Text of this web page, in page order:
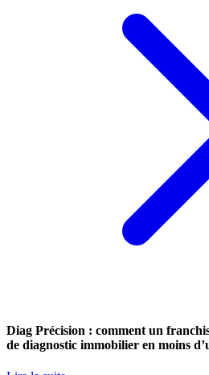
Diag Précision : comment un
de diagnostic immobilier en moins